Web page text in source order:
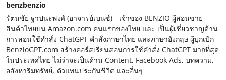
benzbenzio
รัตนชัย ฐาปนะพงศ์ (อาจารย์เบนซ์) - เจ้าของ BENZIO ผู้สอนขาย
สินค้าไทยบน Amazon.com คนแรกของไทย และ เป็นผู้เชี่ยวชาญด้าน
การสอนใช้คำสั่ง ChatGPT คำสั่งภาษาไทย และภาษาอังกฤษ ผู้บุกเบิก
BenzioGPT.com สร้างคอร์สเรียนสอนการใช้คำสั่ง ChatGPT มากที่สุด
ในประเทศไทย ไม่ว่าจะเป็นด้าน Content, Facebook Ads, บทความ,
อสังหาริมทรัพย์, ตัวแทนประกันชีวิต และอื่นๆ